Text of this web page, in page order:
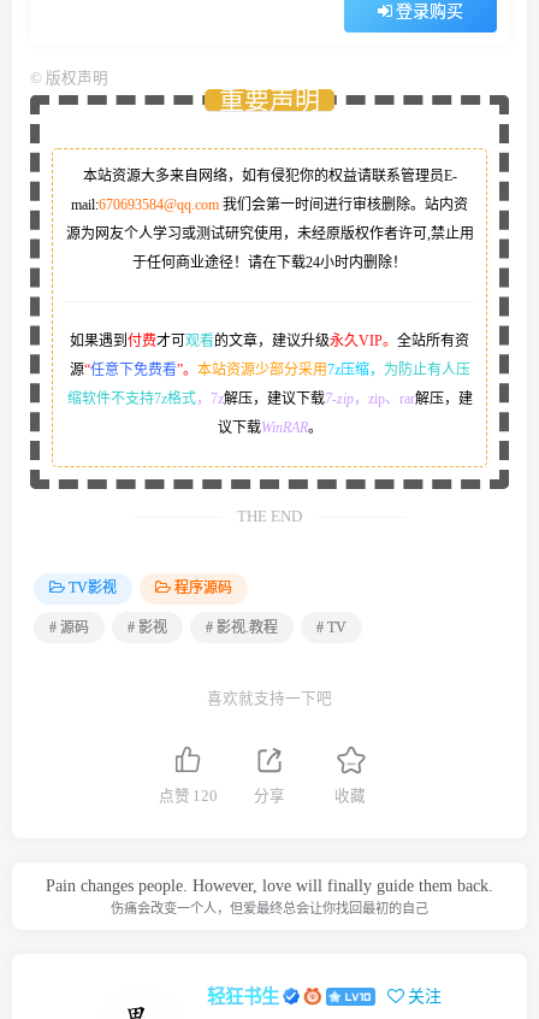
登录购买
© 版权声明
重要声明
本站资源大多来自网络，如有侵犯你的权益请联系管理员E-
mail:670693584@qq.com 我们会第一时间进行审核删除。站内资
源为网友个人学习或测试研究使用，未经原版权作者许可,禁止用
于任何商业途径！请在下载24小时内删除！
如果遇到 付费才可观看的文章，建议升级永久VIP。 全站所有资
源“任意下免费看”。 本站资源少部分采用7z压缩，
为防止有人压
缩软件不支持7z格式，7z解压，建议下载7-zip，zip、rar解压，建
议下载WinRAR。
THE END
TV影视 程序源码
# 源码 # 影视 # 影视.教程 # TV
喜欢就支持一下吧
点赞 120 分享 收藏
Pain changes people. However, love will finally guide them back.
伤痛会改变一个人，但爱最终总会让你找回最初的自己
轻狂书生 关注